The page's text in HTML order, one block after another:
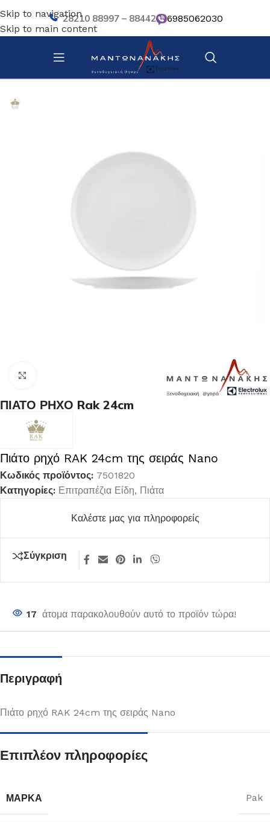
Skip to navigation
Skip to main content
28210 88997 – 88442 6985062030
Αρχική σελίδα/ Επιτραπέζια Είδη/ Πιάτα
ΠΙΑΤΟ ΡΗΧΟ Rak 24cm
Πιάτο ρηχό RAK 24cm της σειράς Nano
Κωδικός προϊόντος: 7501820
Κατηγορίες: Επιτραπέζια Είδη, Πιάτα
Καλέστε μας για πληροφορείς
Σύγκριση
17 άτομα παρακολουθούν αυτό το προϊόν τώρα!
Περιγραφή
Πιάτο ρηχό RAK 24cm της σειράς Nano
Επιπλέον πληροφορίες
ΜΆΡΚΑ Pak